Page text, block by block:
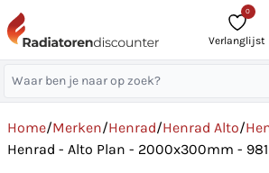
0
Verlanglijst
Home/Merken/Henrad/Henrad Alto/
Henrad - Alto Plan - 2000x300mm - 981